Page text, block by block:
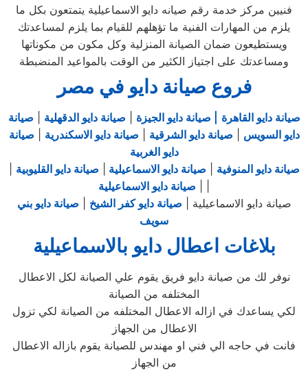
فنيين مركز خدمة رقم صيانه دايو الاسماعيلية يتمتعون بكل ما
يلزم من المهارات الفنية ما تؤهلهم للقيام بما يلزم لمساعدتك
ويستطيعون ضمان الصيانة المنزلية وكل مكون من مكوناتها
ومساعدتك على اجتياز الكثير من الوقت بالمواعيد المنضبطة
فروع صيانة دايو في مصر
صيانة دايو القاهرة | صيانة دايو الجيزة صيانة دايو الدقهلية
صيانة
دايو السويس
صيانة دايو الشرقية صيانة دايو الاسكندرية
صيانة
دايو الغربية
صيانة دايو المنوفية صيانة دايو الاسماعيلية
صيانة دايو القليوبية
صيانة دايو الاسماعيلية
صيانة دايو الاسماعيلية | صيانة دايو كفر الشيخ
صيانة دايو بني
سويف
بلاغات اعطال دايو بالاسماعيلية
نوفر لك من صيانة دايو فريق يقوم علي الصيانة لكل الاعطال
المختلفه من الصيانة
لكي يساعدك في ازاله الاعطال المختلفه من الصيانة لكي تزول
الاعطال من الجهاز
فانت في حاجه الي فني او مهندس للصيانة يقوم بازاله الاعطال
من الجهاز